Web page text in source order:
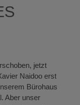
jetzt
Naidoo erst
Bürohaus
Aber unser